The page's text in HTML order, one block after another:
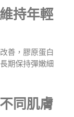
持年輕
善，膠原蛋白
期保持彈嫩細
同肌膚